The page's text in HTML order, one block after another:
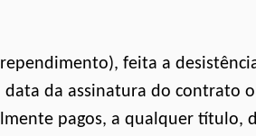
feita a
da assinatura do contrato
pagos, a qualquer título,